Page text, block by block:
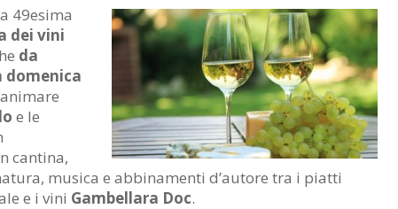
49esima
dei vini
da
domenica
e le
cantina,
musica e abbinamenti d’autore tra i piatti
e i vini Gambellara Doc.